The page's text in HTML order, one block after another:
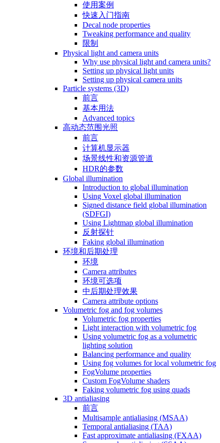
使用案例
快速入门指南
Decal node properties
Tweaking performance and quality
限制
Physical light and camera units
Why use physical light and camera units?
Setting up physical light units
Setting up physical camera units
Particle systems (3D)
前言
基本用法
Advanced topics
高动态范围光照
前言
计算机显示器
场景线性和资源管道
HDR的参数
Global illumination
Introduction to global illumination
Using Voxel global illumination
Signed distance field global illumination
(SDFGI)
Using Lightmap global illumination
反射探针
Faking global illumination
环境和后期处理
环境
Camera attributes
环境可选项
中后期处理效果
Camera attribute options
Volumetric fog and fog volumes
Volumetric fog properties
Light interaction with volumetric fog
Using volumetric fog as a volumetric
lighting solution
Balancing performance and quality
Using fog volumes for local volumetric fog
FogVolume properties
Custom FogVolume shaders
Faking volumetric fog using quads
3D antialiasing
前言
Multisample antialiasing (MSAA)
Temporal antialiasing (TAA)
Fast approximate antialiasing (FXAA)